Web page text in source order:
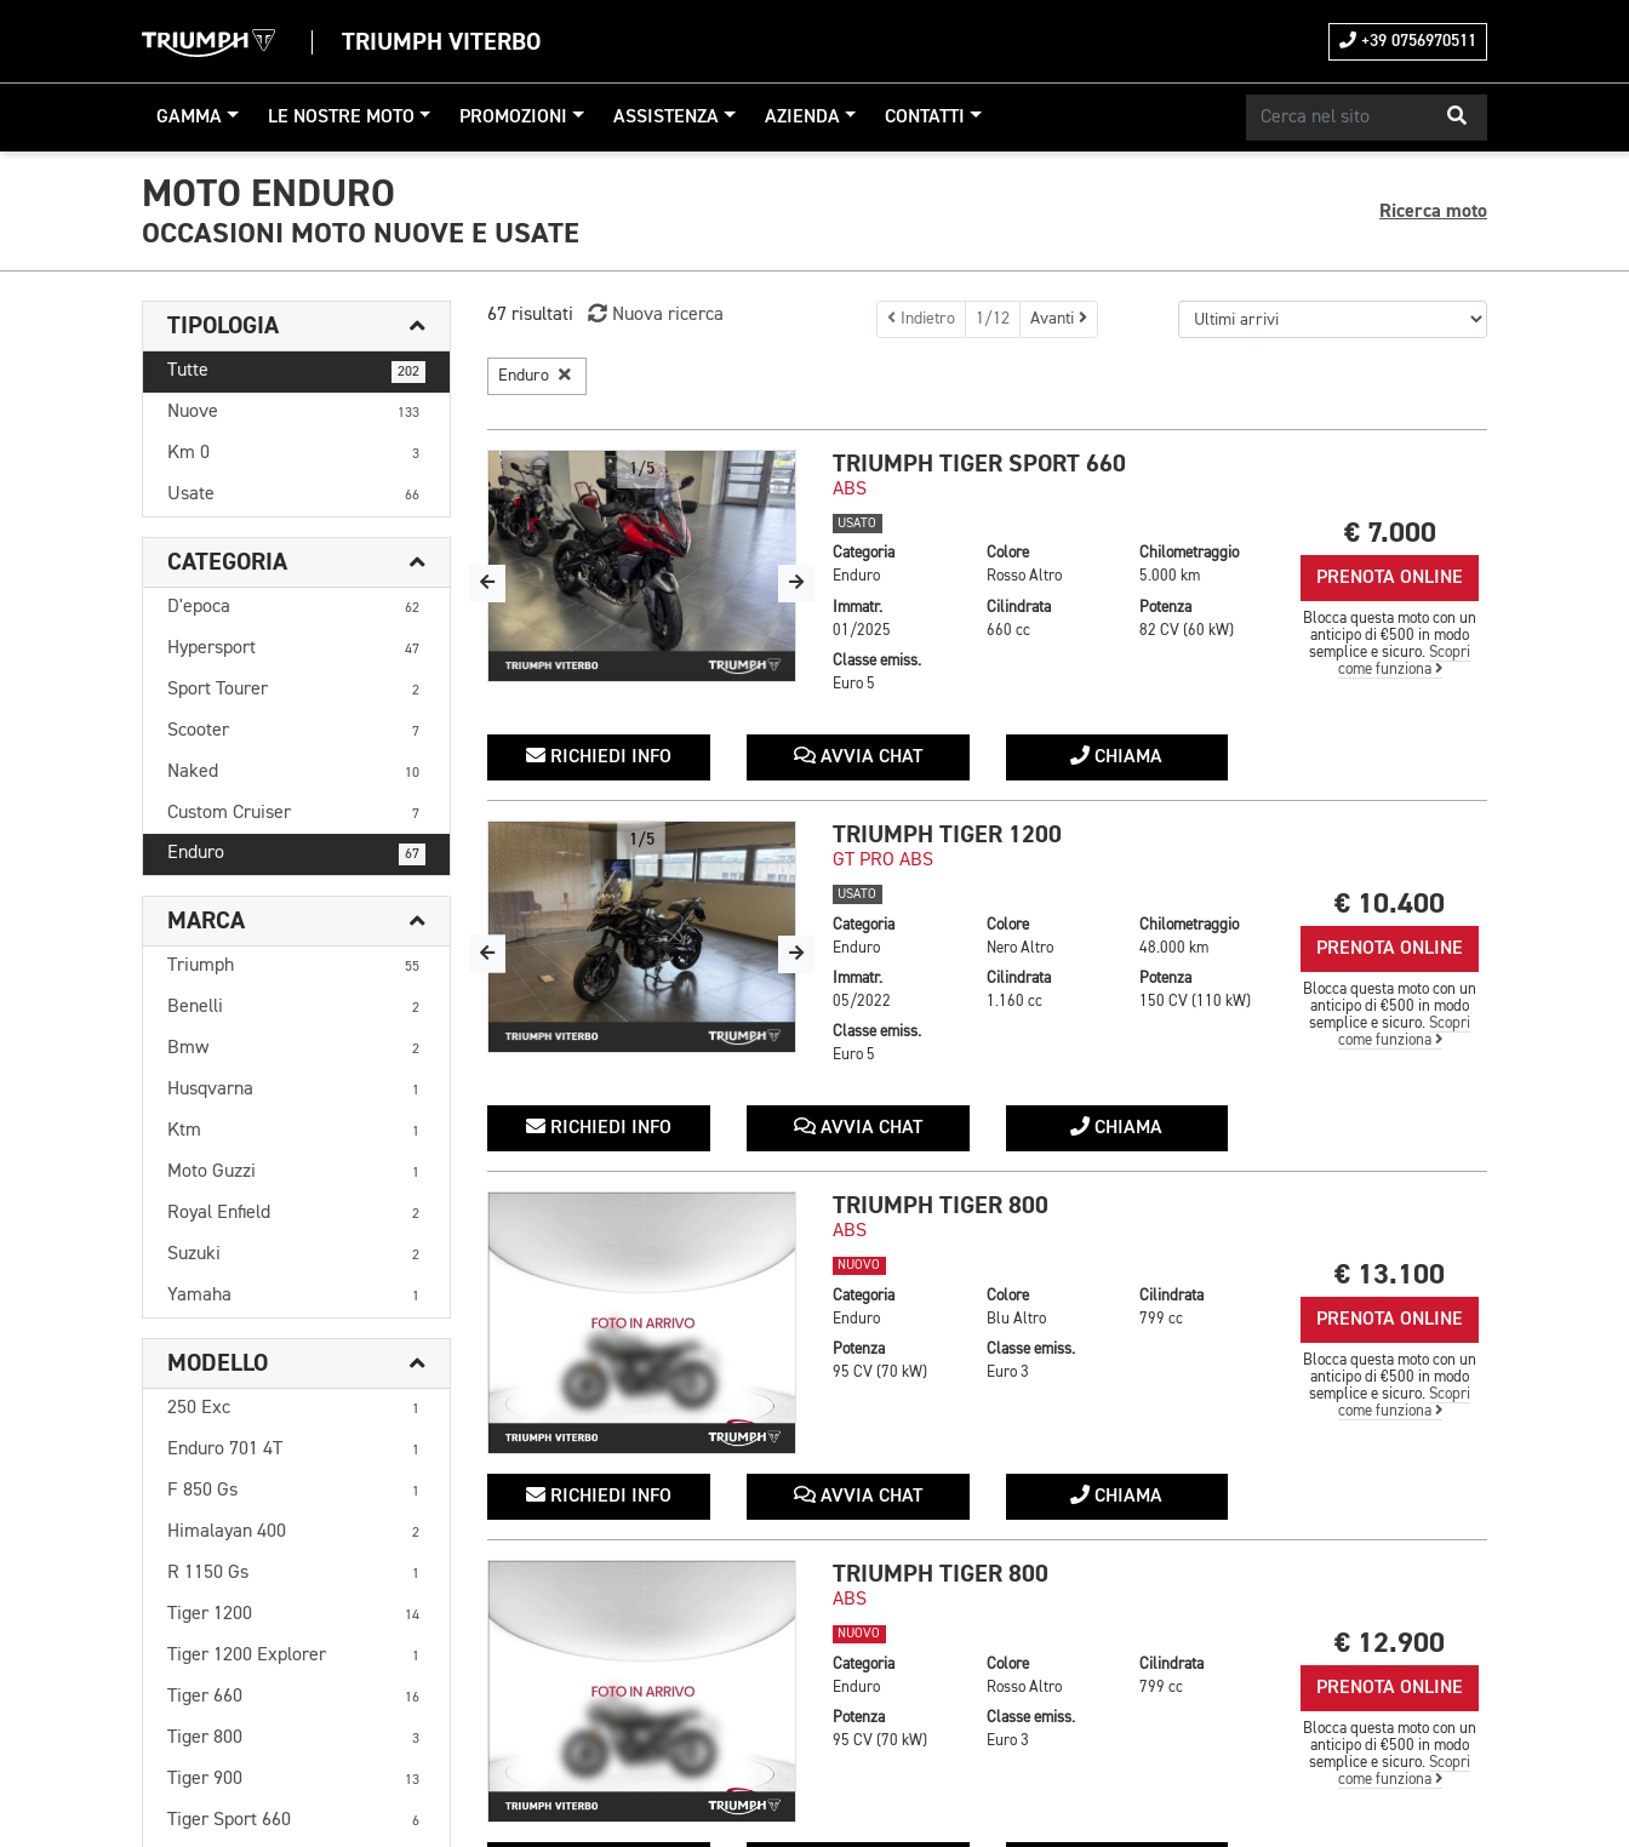
TRIUMPH VITERBO +39 0756970511
GAMMA LE NOSTRE MOTO PROMOZIONI ASSISTENZA AZIENDA CONTATTI
MOTO ENDURO
OCCASIONI MOTO NUOVE E USATE
Ricerca moto
TIPOLOGIA
Tutte 202
Nuove 133
Km 0 3
Usate 66
CATEGORIA
D'epoca 62
Hypersport 47
Sport Tourer 2
Scooter 7
Naked 10
Custom Cruiser 7
Enduro 67
MARCA
Triumph 55
Benelli 2
Bmw 2
Husqvarna 1
Ktm 1
Moto Guzzi 1
Royal Enfield 2
Suzuki 2
Yamaha 1
MODELLO
250 Exc 1
Enduro 701 4T 1
F 850 Gs 1
Himalayan 400 2
R 1150 Gs 1
Tiger 1200 14
Tiger 1200 Explorer 1
Tiger 660 16
Tiger 800 3
Tiger 900 13
Tiger Sport 660 6
67 risultati Nuova ricerca Indietro 1/12 Avanti
Enduro
1/5 TRIUMPH TIGER SPORT 660
ABS
USATO
Categoria
Enduro
Colore
Rosso Altro
Chilometraggio
5.000 km
Immatr.
01/2025
Cilindrata
660 cc
Potenza
82 CV (60 kW)
Classe emiss.
Euro 5
€ 7.000
PRENOTA ONLINE
Blocca questa moto con un
anticipo di €500 in modo
semplice e sicuro.Scopri
come funziona
RICHIEDI INFO AVVIA CHAT CHIAMA
1/5 TRIUMPH TIGER 1200
GT PRO ABS
USATO
Categoria
Enduro
Colore
Nero Altro
Chilometraggio
48.000 km
Immatr.
05/2022
Cilindrata
1.160 cc
Potenza
150 CV (110 kW)
Classe emiss.
Euro 5
€ 10.400
PRENOTA ONLINE
Blocca questa moto con un
anticipo di €500 in modo
semplice e sicuro.Scopri
come funziona
RICHIEDI INFO AVVIA CHAT CHIAMA
TRIUMPH TIGER 800
ABS
NUOVO
Categoria
Enduro
Colore
Blu Altro
Cilindrata
799 cc
Potenza
95 CV (70 kW)
Classe emiss.
Euro 3
€ 13.100
PRENOTA ONLINE
Blocca questa moto con un
anticipo di €500 in modo
semplice e sicuro.Scopri
come funziona
RICHIEDI INFO AVVIA CHAT CHIAMA
TRIUMPH TIGER 800
ABS
NUOVO
Categoria
Enduro
Colore
Rosso Altro
Cilindrata
799 cc
Potenza
95 CV (70 kW)
Classe emiss.
Euro 3
€ 12.900
PRENOTA ONLINE
Blocca questa moto con un
anticipo di €500 in modo
semplice e sicuro.Scopri
come funziona